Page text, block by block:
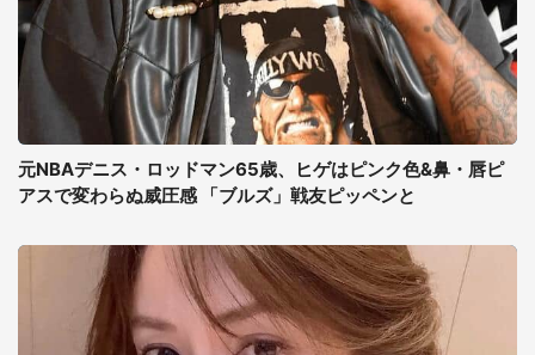
元NBAデニス・ロッドマン65歳、ヒゲはピンク色&鼻・唇ピ
アスで変わらぬ威圧感 「ブルズ」戦友ピッペンと